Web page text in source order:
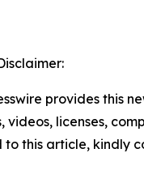
provides this
videos, licenses,
to this article, kindly